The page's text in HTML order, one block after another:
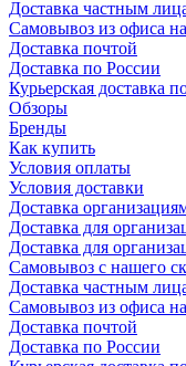
Доставка частным
Самовывоз из офиса
Доставка почтой
Доставка по России
Курьерская доставка
Обзоры
Бренды
Как купить
Условия оплаты
Условия доставки
Доставка
Доставка для
Доставка для
Самовывоз с нашего
Доставка частным
Самовывоз из офиса
Доставка почтой
Доставка по России